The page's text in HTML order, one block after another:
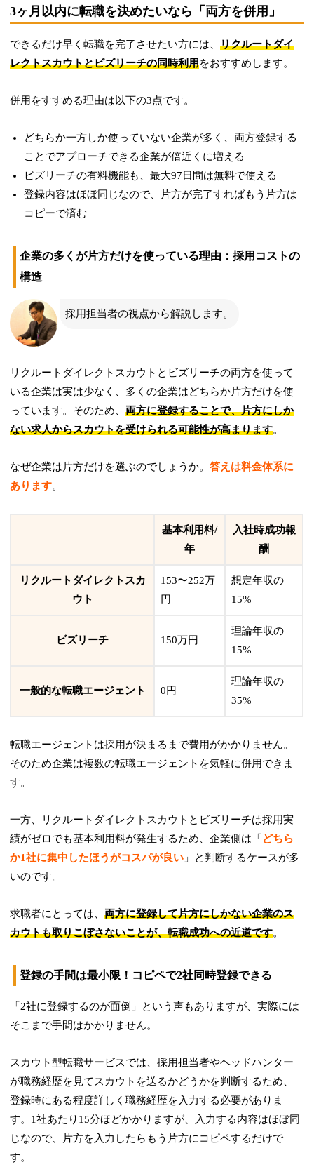
ミ・悪い評判口コミ、注意点やポイン
クルートダイレクトスカウトとの違い
についても解説。
3ヶ月以内に転職を決めたいなら「両方を併用」
できるだけ早く転職を完了させたい方には、リクルートダイ
レクトスカウトとビズリーチの同時利用をおすすめします。
併用をすすめる理由は以下の3点です。
どちらか一方しか使っていない企業が多く、両方登録する
ことでアプローチできる企業が倍近くに増える
ビズリーチの有料機能も、最大97日間は無料で使える
登録内容はほぼ同じなので、片方が完了すればもう片方は
コピーで済む
企業の多くが片方だけを使っている理由：採用コストの
構造
採用担当者の視点から解説します。
リクルートダイレクトスカウトとビズリーチの両方を使って
いる企業は実は少なく、多くの企業はどちらか片方だけを使
っています。そのため、両方に登録することで、片方にしか
ない求人からスカウトを受けられる可能性が高まります。
なぜ企業は片方だけを選ぶのでしょうか。答えは料金体系に
あります。
基本利用料/
年
入社時成功報
酬
リクルートダイレクトスカ
ウト
153〜252万
円
想定年収の
15%
ビズリーチ 150万円
理論年収の
15%
一般的な転職エージェント 0円
理論年収の
35%
転職エージェントは採用が決まるまで費用がかかりません。
そのため企業は複数の転職エージェントを気軽に併用できま
す。
一方、リクルートダイレクトスカウトとビズリーチは採用実
績がゼロでも基本利用料が発生するため、企業側は「どちら
か1社に集中したほうがコスパが良い 」と判断するケースが多
いのです。
求職者にとっては、両方に登録して片方にしかない企業のス
カウトも取りこぼさないことが、転職成功への近道です。
登録の手間は最小限！コピペで2社同時登録できる
「2社に登録するのが面倒」という声もありますが、実際には
そこまで手間はかかりません。
スカウト型転職サービスでは、採用担当者やヘッドハンター
が職務経歴を見てスカウトを送るかどうかを判断するため、
登録時にある程度詳しく職務経歴を入力する必要がありま
す。1社あたり15分ほどかかりますが、
入力する内容はほぼ同
じなので、片方を入力したらもう片方にコピペするだけで
す。